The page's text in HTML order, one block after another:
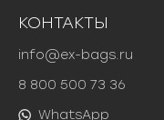
КОНТАКТЫ
info@ex-bags.ru
8 800 500 73 36
WhatsApp